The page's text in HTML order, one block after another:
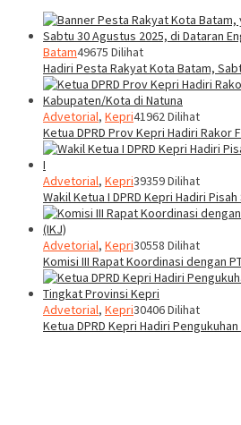
Batam49675 Dilihat
Hadiri Pesta Rakyat Kota Batam,
Advetorial, Kepri41962 Dilihat
Ketua DPRD Prov Kepri Hadiri Rakor
Advetorial, Kepri39359 Dilihat
Wakil Ketua I DPRD Kepri Hadiri
Advetorial, Kepri30558 Dilihat
Komisi III Rapat Koordinasi dengan
Advetorial, Kepri30406 Dilihat
Ketua DPRD Kepri Hadiri